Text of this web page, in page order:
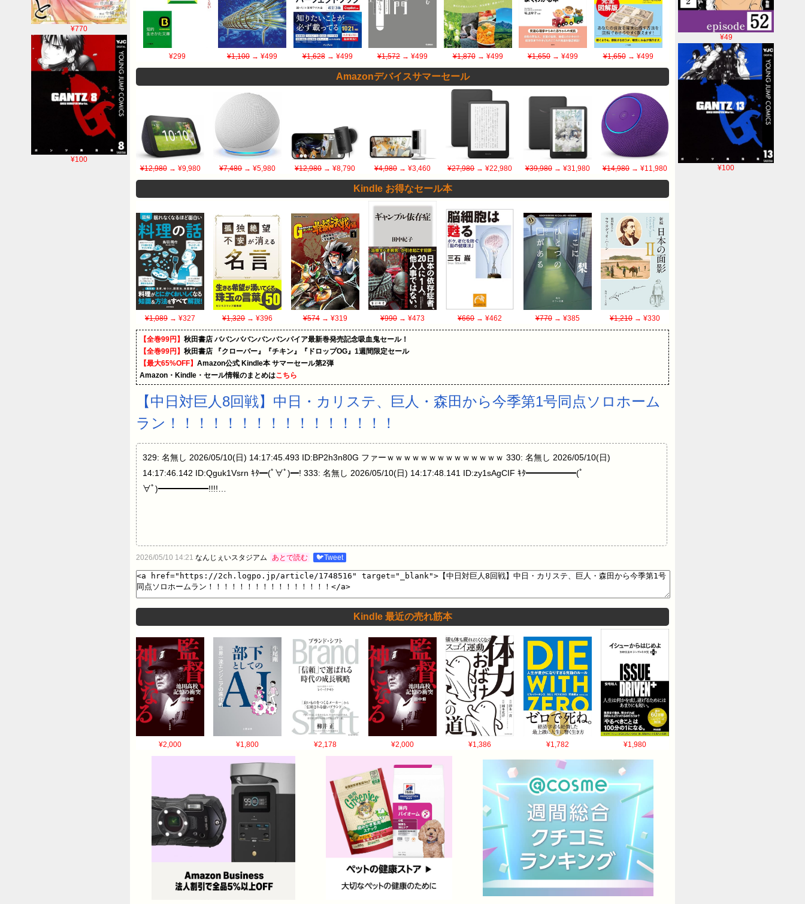
¥49
¥100
¥770
¥100
¥299 ¥1,100 → ¥499 ¥1,628→ ¥499 ¥1,572 → ¥499 ¥1,870→ ¥499 ¥1,650 → ¥499 ¥1,650→ ¥499
Amazonデバイスサマーセール
¥12,980→ ¥9,980 ¥7,480→ ¥5,980 ¥12,980→ ¥8,790 ¥4,980→ ¥3,460 ¥27,980→ ¥22,980 ¥39,980→ ¥31,980 ¥14,980→ ¥11,980
Kindle お得なセール本
¥1,089 → ¥327 ¥1,320→ ¥396 ¥574→ ¥319 ¥990→ ¥473 ¥660→ ¥462 ¥770→ ¥385 ¥1,210→ ¥330
【全巻99円】 秋田書店 ババンババンバンバンパイア最新巻発売記念吸血鬼セール！
【全巻99円】 秋田書店 『クローバー』『チキン』『ドロップOG』1週間限定セール
【最大65%OFF】 Amazon公式 Kindle本 サマーセール第2弾
Amazon・Kindle・セール情報のまとめはこちら
【中日対巨人8回戦】中日・カリステ、巨人・森田から今季第1号同点ソロホーム
ラン！！！！！！！！！！！！！！！！
329: 名無し 2026/05/10(日) 14:17:45.493 ID:BP2h3n80G ファーｗｗｗｗｗｗｗｗｗｗｗｗｗｗ 330: 名無し 2026/05/10(日)
14:17:46.142 ID:Qguk1Vsrn ｷﾀ━(ﾟ∀ﾟ)━! 333: 名無し 2026/05/10(日) 14:17:48.141 ID:zy1sAgCIF ｷﾀ━━━━━━(ﾟ
∀ﾟ)━━━━━━!!!!…
2026/05/10 14:21 なんじぇいスタジアム あとで読む 🐦Tweet
Kindle 最近の売れ筋本
¥2,000 ¥1,800 ¥2,178 ¥2,000 ¥1,386 ¥1,782 ¥1,980